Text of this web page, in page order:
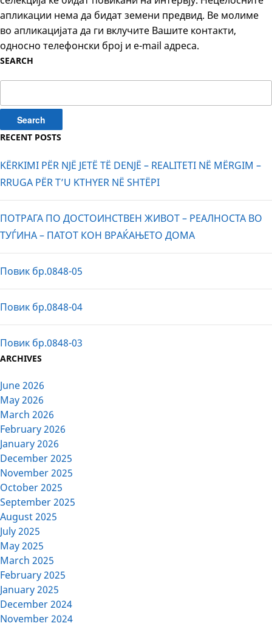
SEARCH
for:
RECENT POSTS
KËRKIMI PËR NJË JETË TË DENJË – REALITETI NË MËRGIM –
RRUGA PËR T’U KTHYER NË SHTËPI
ПОТРАГА ПО ДОСТОИНСТВЕН ЖИВОТ – РЕАЛНОСТА ВО
ТУЃИНА – ПАТОТ КОН ВРАЌАЊЕТО ДОМА
Повик бр.0848-05
Повик бр.0848-04
Повик бр.0848-03
ARCHIVES
June 2026
May 2026
March 2026
February 2026
January 2026
December 2025
November 2025
October 2025
September 2025
August 2025
July 2025
May 2025
March 2025
February 2025
January 2025
December 2024
November 2024
апликации нема да бидат земени предвид. Ве молиме
во апликацијата да ги вклучите Вашите контакти,
односно телефонски број и e-mail адреса.